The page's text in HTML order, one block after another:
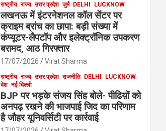
राष्ट्रीय राज्य उत्तर प्रदेश जुर्म DELHI LUCKNOW
लखनऊ में इंटरनेशनल कॉल सेंटर पर
क्राइम ब्रांच का छापा: बड़ी संख्या में
कंप्यूटर-लैपटॉप और इलेक्ट्रॉनिक उपकरण
बरामद, आठ गिरफ्तार
17/07/2026 Virat Sharma
राष्ट्रीय राज्य उत्तर प्रदेश राजनीति DELHI
LUCKNOW
देश नई दिल्ली
BJP पर भड़के संजय सिंह बोले- पीढिय़ों को
अनपढ़ रखने की भाजपाई जिद का परिणाम
है जौहर यूनिवर्सिटी पर कार्रवाई